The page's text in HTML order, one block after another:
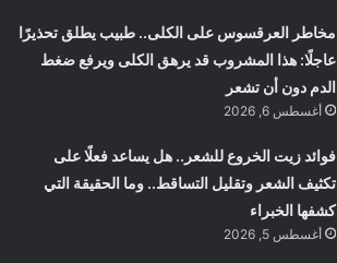
مخاطر العرقسوس على الكلى.. طبيب يطلق تحذيرًا
عاجلًا: هذا المشروب قد يرهق الكلى ويرفع ضغط
الدم دون أن تشعر
أغسطس 6, 2026
فوائد زيت الخروع للشعر.. هل يساعد فعلًا على
تكثيف الشعر وتقليل التساقط.. وما الحقيقة التي
كشفها الخبراء
أغسطس 5, 2026